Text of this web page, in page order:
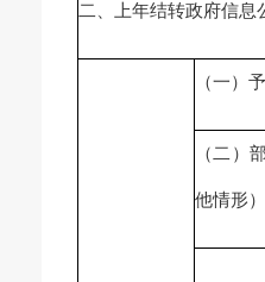
二、上年结转政府信息
（一）
（二）
他情形）